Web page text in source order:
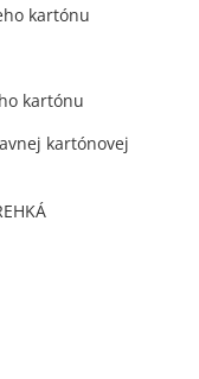
kartónu
kartónu
kartónovej